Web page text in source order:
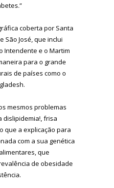
coberta por Santa
São José, que inclui
Intendente e o Martim
para o grande
de países como o
mesmos problemas
dislipidemia!, frisa
que a explicação para
com a sua genética
que
de obesidade